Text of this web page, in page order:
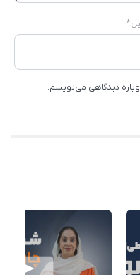
*
دیدگاهی می‌نویسم.